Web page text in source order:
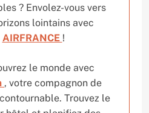
? Envolez-vous vers
lointains avec
AIRFRANCE !
le monde avec
, votre compagnon de
Trouvez le